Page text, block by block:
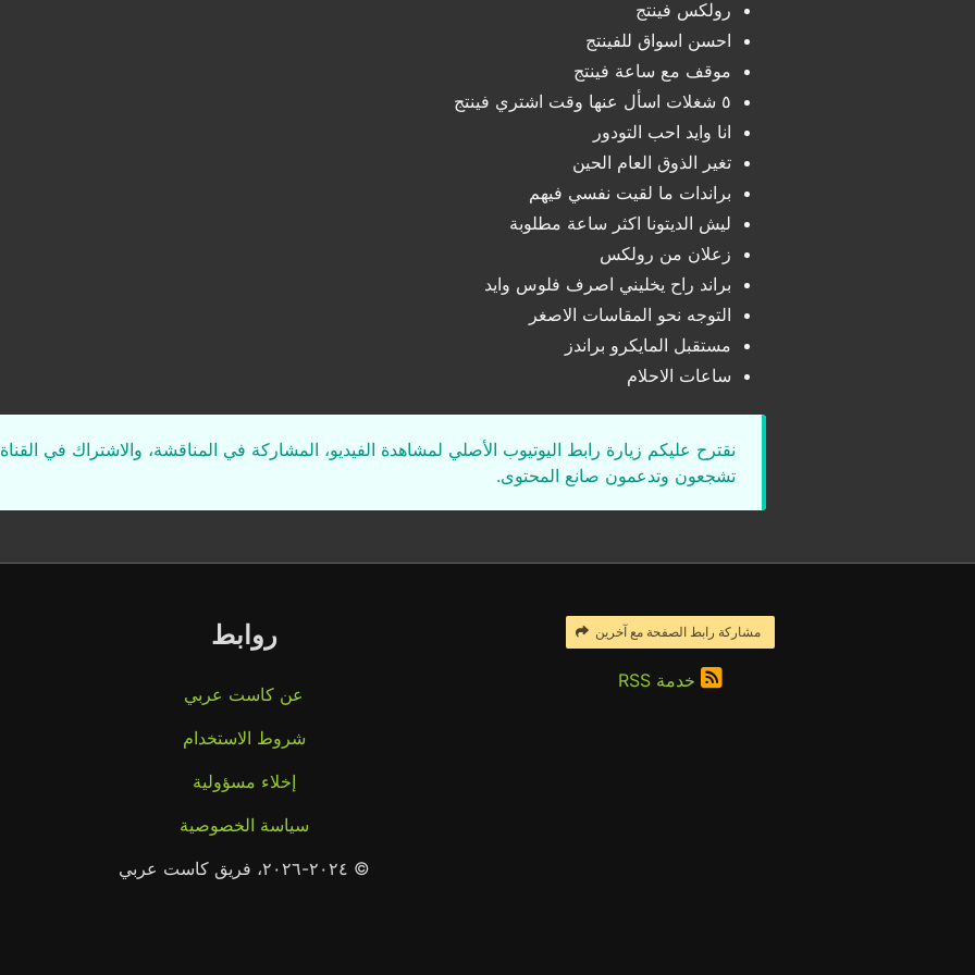
رولكس فينتج
احسن اسواق للفينتج
موقف مع ساعة فينتج
٥ شغلات اسأل عنها وقت اشتري فينتج
انا وايد احب التودور
تغير الذوق العام الحين
براندات ما لقيت نفسي فيهم
ليش الديتونا اكثر ساعة مطلوبة
زعلان من رولكس
براند راح يخليني اصرف فلوس وايد
التوجه نحو المقاسات الاصغر
مستقبل المايكرو براندز
ساعات الاحلام
نقترح عليكم زيارة رابط اليوتيوب الأصلي لمشاهدة الفيديو، المشاركة في المناقشة، والاشتراك في
تشجعون وتدعمون صانع المحتوى.
مشاركة رابط الصفحة مع آخرين
خدمة RSS
روابط
عن كاست عربي
شروط الاستخدام
إخلاء مسؤولية
سياسة الخصوصية
© ٢٠٢٤-٢٠٢٦، فريق كاست عربي